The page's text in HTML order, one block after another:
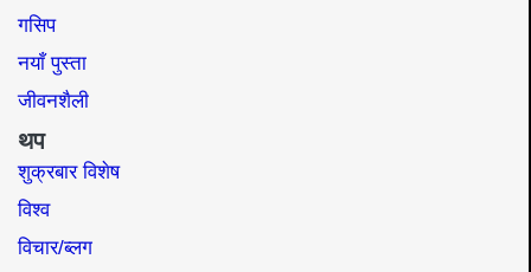
गसिप
नयाँ पुस्ता
जीवनशैली
थप
शुक्रबार विशेष
विश्व
विचार/ब्लग